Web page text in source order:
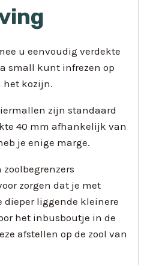
u eenvoudig verdekte
small kunt infrezen op
het kozijn.
zijn standaard
40 mm afhankelijk van
je enige marge.
zorgen dat je met
dieper liggende kleinere
het inbusboutje in de
afstellen op de zool van